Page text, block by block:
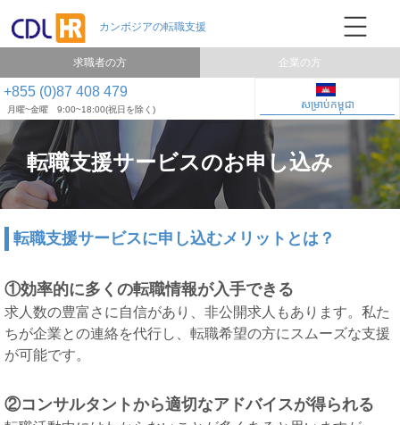
+855 (0)87 408 479
月曜~金曜 9:00~18:00(祝日を除く) សម្រាប់កម្ពុជា
求職者の方 企業の方
転職支援サービスのお申し込み
転職支援サービスに申し込むメリットとは？
①効率的に多くの転職情報が入手できる
求人数の豊富さに自信があり、非公開求人もあります。私た
ちが企業との連絡を代行し、転職希望の方にスムーズな支援
が可能です。
②コンサルタントから適切なアドバイスが得られる